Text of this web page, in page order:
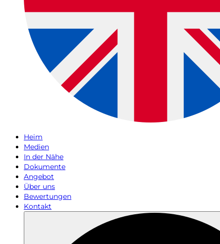
Heim
Medien
In der Nähe
Dokumente
Angebot
Über uns
Bewertungen
Kontakt